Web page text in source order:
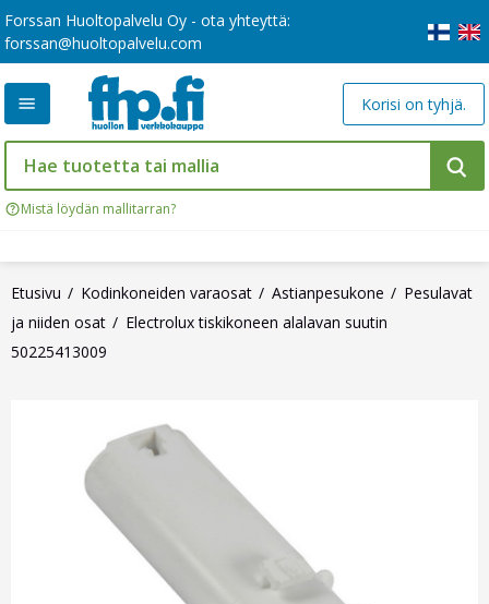
Forssan Huoltopalvelu Oy - ota yhteyttä:
forssan@huoltopalvelu.com
Mistä löydän mallitarran?
Korisi on tyhjä.
Etusivu Kodinkoneiden varaosat Astianpesukone
Pesulavat
ja niiden osat
Electrolux tiskikoneen alalavan suutin
50225413009